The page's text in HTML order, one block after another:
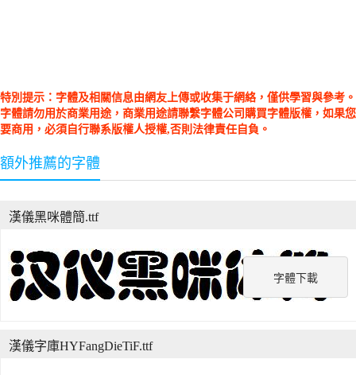
特別提示：字體及相關信息由網友上傳或收集于網絡，僅供學習與參考。
字體請勿用於商業用途，商業用途請聯繫字體公司購買字體版權，如果您
要商用，必須自行聯系版權人授權,否則法律責任自負。
額外推薦的字體
字體下載
漢儀黑咪體簡.ttf
漢儀字庫HYFangDieTiF.ttf